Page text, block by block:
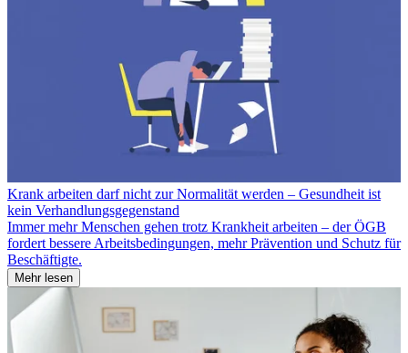
Krank arbeiten darf nicht zur Normalität werden – Gesundheit ist
kein Verhandlungsgegenstand
Immer mehr Menschen gehen trotz Krankheit arbeiten – der ÖGB
fordert bessere Arbeitsbedingungen, mehr Prävention und Schutz für
Beschäftigte.
Mehr lesen